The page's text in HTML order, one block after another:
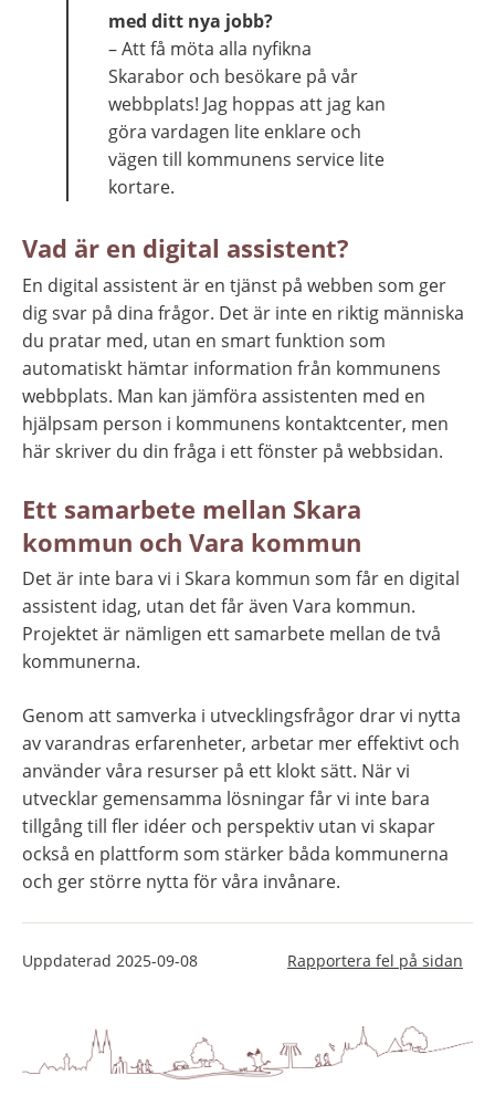
med ditt nya jobb?
– Att få möta alla nyfikna
Skarabor och besökare på vår
webbplats! Jag hoppas att jag kan
göra vardagen lite enklare och
vägen till kommunens service lite
kortare.
Vad är en digital assistent?
En digital assistent är en tjänst på webben som ger
dig svar på dina frågor. Det är inte en riktig människa
du pratar med, utan en smart funktion som
automatiskt hämtar information från kommunens
webbplats. Man kan jämföra assistenten med en
hjälpsam person i kommunens kontaktcenter, men
här skriver du din fråga i ett fönster på webbsidan.
Ett samarbete mellan Skara
kommun och Vara kommun
Det är inte bara vi i Skara kommun som får en digital
assistent idag, utan det får även Vara kommun.
Projektet är nämligen ett samarbete mellan de två
kommunerna.
Genom att samverka i utvecklingsfrågor drar vi nytta
av varandras erfarenheter, arbetar mer effektivt och
använder våra resurser på ett klokt sätt. När vi
utvecklar gemensamma lösningar får vi inte bara
tillgång till fler idéer och perspektiv utan vi skapar
också en plattform som stärker båda kommunerna
och ger större nytta för våra invånare.
Uppdaterad 2025-09-08 Rapportera fel på sidan